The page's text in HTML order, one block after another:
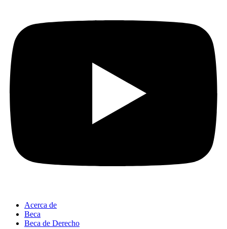
Acerca de
Beca
Beca de Derecho